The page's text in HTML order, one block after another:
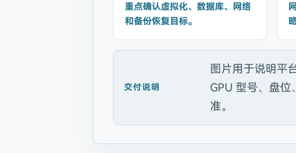
重点确认虚拟化、数据库、网络
和备份恢复目标。
交付说明
图片用于说明平
GPU 型号、盘
准。